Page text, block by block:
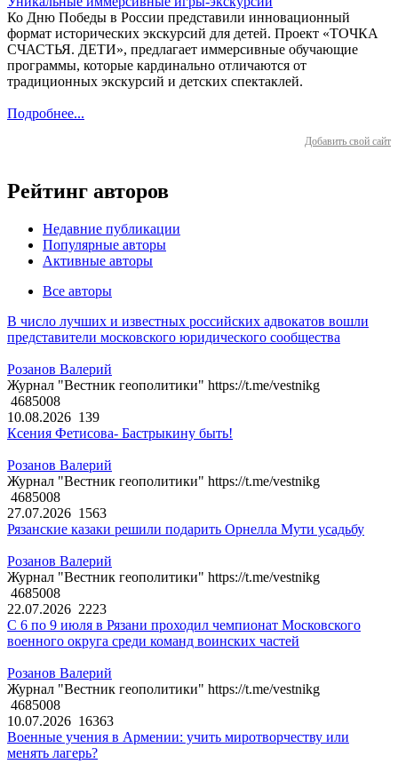
Ко Дню Победы в России представили инновационный
формат исторических экскурсий для детей. Проект «ТОЧКА
СЧАСТЬЯ. ДЕТИ», предлагает иммерсивные обучающие
программы, которые кардинально отличаются от
традиционных экскурсий и детских спектаклей.
Подробнее...
Добавить свой сайт
Рейтинг авторов
Недавние публикации
Популярные авторы
Активные авторы
Все авторы
В число лучших и известных российских адвокатов вошли
представители московского юридического сообщества
Розанов Валерий
Журнал "Вестник геополитики" https://t.me/vestnikg
4685008
10.08.2026 139
Ксения Фетисова- Бастрыкину быть!
Розанов Валерий
Журнал "Вестник геополитики" https://t.me/vestnikg
4685008
27.07.2026 1563
Рязанские казаки решили подарить Орнелла Мути усадьбу
Розанов Валерий
Журнал "Вестник геополитики" https://t.me/vestnikg
4685008
22.07.2026 2223
С 6 по 9 июля в Рязани проходил чемпионат Московского
военного округа среди команд воинских частей
Розанов Валерий
Журнал "Вестник геополитики" https://t.me/vestnikg
4685008
10.07.2026 16363
Военные учения в Армении: учить миротворчеству или
менять лагерь?